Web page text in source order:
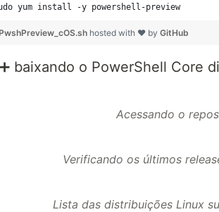
yum install -y powershell-preview
hosted with ❤ by GitHub
baixando o PowerShell Core
Acessando o
Verificando os últimos
Lista das distribuições Linux